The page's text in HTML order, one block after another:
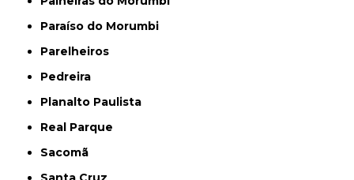
Paraíso do Morumbi
Parelheiros
Pedreira
Planalto Paulista
Real Parque
Sacomã